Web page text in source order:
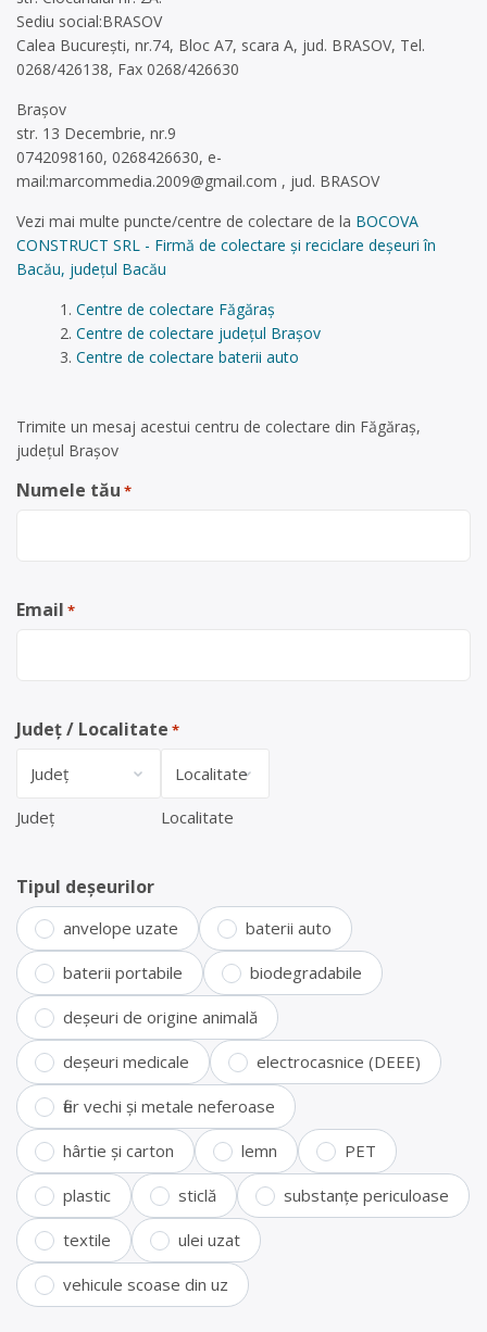
Sediu social:BRASOV
Calea București, nr.74, Bloc A7, scara A, jud. BRASOV, Tel.
0268/426138, Fax 0268/426630
Brașov
str. 13 Decembrie, nr.9
0742098160, 0268426630, e-
mail:marcommedia.2009@gmail.com , jud. BRASOV
Vezi mai multe puncte/centre de colectare de la BOCOVA
CONSTRUCT SRL - Firmă de colectare și reciclare deșeuri în
Bacău, județul Bacău
Centre de colectare Făgăraș
Centre de colectare județul Brașov
Centre de colectare baterii auto
Trimite un mesaj acestui centru de colectare din Făgăraș,
județul Brașov
Numele tău *
Email *
Județ / Localitate *
Județ Localitate
Tipul deșeurilor
anvelope uzate baterii auto
baterii portabile biodegradabile
deșeuri de origine animală
deșeuri medicale electrocasnice (DEEE)
fier vechi și metale neferoase
hârtie și carton lemn PET
plastic sticlă substanțe periculoase
textile ulei uzat
vehicule scoase din uz